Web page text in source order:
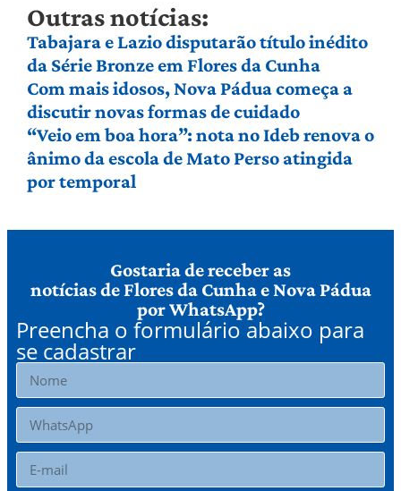
Outras notícias:
Tabajara e Lazio disputarão título inédito
da Série Bronze em Flores da Cunha
Com mais idosos, Nova Pádua começa a
discutir novas formas de cuidado
“Veio em boa hora”: nota no Ideb renova o
ânimo da escola de Mato Perso atingida
por temporal
Gostaria de receber as
notícias de Flores da Cunha e Nova Pádua
por WhatsApp?
Preencha o formulário abaixo para
se cadastrar